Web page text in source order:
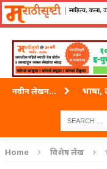
लॉग-इन
नवीन लेखन... भाषा,
ताम्र
Home विशेष लेख